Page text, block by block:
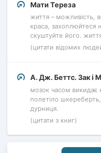
Мати Тереза
життя – можливість,
краса,
скуштуйте його.
(цитати відомих
А. Дж. Беттс. Зак і
мозок часом викидає
полетіло
дурниця.
(цитати з книг)